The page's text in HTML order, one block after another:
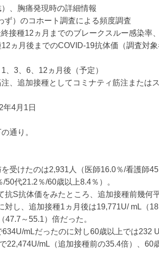
、胸痛発現時の詳細情報
）のコホート調査による頻度調査
接種12ヵ月までのブレークスルー感染率
ヵ月後までのCOVID-19抗体価（調査対
3、6、12ヵ月後（予定）
、追加接種としてコミナティ筋注または
4月1日
通り。
受けたのは2,931人（医師16.0％/看護師
代21.2％/60歳以上8.4％）。
抗S抗体価をみたところ、追加接種前幾何
し、追加接種1ヵ月後は19,771U/ mL（
～55.1）倍だった。
mLだったのに対し60歳以上では232
22,474U/mL（追加接種前の35.4倍）、60